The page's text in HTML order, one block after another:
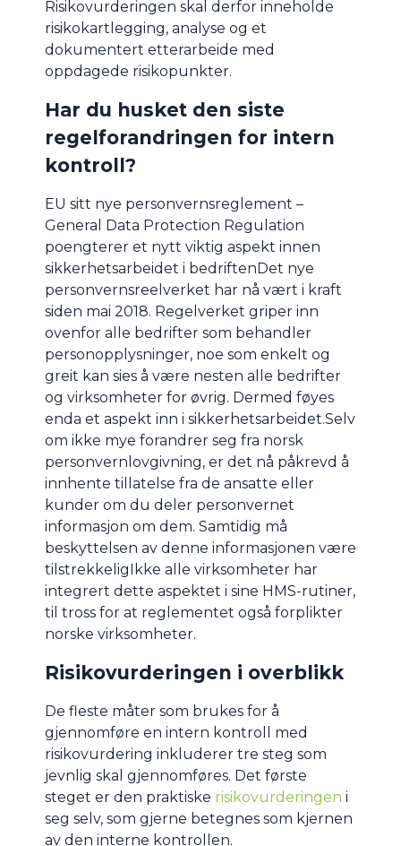
Risikovurderingen skal derfor inneholde
risikokartlegging, analyse og et
dokumentert etterarbeide med
oppdagede risikopunkter.
Har du husket den siste
regelforandringen for intern
kontroll?
EU sitt nye personvernsreglement –
General Data Protection Regulation
poengterer et nytt viktig aspekt innen
sikkerhetsarbeidet i bedriftenDet nye
personvernsreelverket har nå vært i kraft
siden mai 2018. Regelverket griper inn
ovenfor alle bedrifter som behandler
personopplysninger, noe som enkelt og
greit kan sies å være nesten alle bedrifter
og virksomheter for øvrig. Dermed føyes
enda et aspekt inn i sikkerhetsarbeidet.Selv
om ikke mye forandrer seg fra norsk
personvernlovgivning, er det nå påkrevd å
innhente tillatelse fra de ansatte eller
kunder om du deler personvernet
informasjon om dem. Samtidig må
beskyttelsen av denne informasjonen være
tilstrekkeligIkke alle virksomheter har
integrert dette aspektet i sine HMS-rutiner,
til tross for at reglementet også forplikter
norske virksomheter.
Risikovurderingen i overblikk
De fleste måter som brukes for å
gjennomføre en intern kontroll med
risikovurdering inkluderer tre steg som
jevnlig skal gjennomføres. Det første
steget er den praktiske risikovurderingen i
seg selv, som gjerne betegnes som kjernen
av den interne kontrollen.